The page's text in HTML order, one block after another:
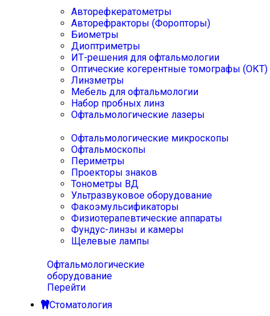
Авторефкератометры
Авторефракторы (Форопторы)
Биометры
Диоптриметры
ИТ-решения для офтальмологии
Оптические когерентные томографы (ОКТ)
Линзметры
Мебель для офтальмологии
Набор пробных линз
Офтальмологические лазеры
Офтальмологические микроскопы
Офтальмоскопы
Периметры
Проекторы знаков
Тонометры ВД
Ультразвуковое оборудование
Факоэмульсификаторы
Физиотерапевтические аппараты
Фундус-линзы и камеры
Щелевые лампы
Офтальмологические
оборудование
Перейти
Стоматология